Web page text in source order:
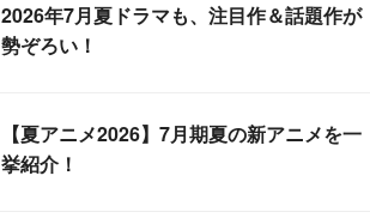
2026年7月夏ドラマも、注目作＆話題作が
勢ぞろい！
【夏アニメ2026】7月期夏の新アニメを一
挙紹介！